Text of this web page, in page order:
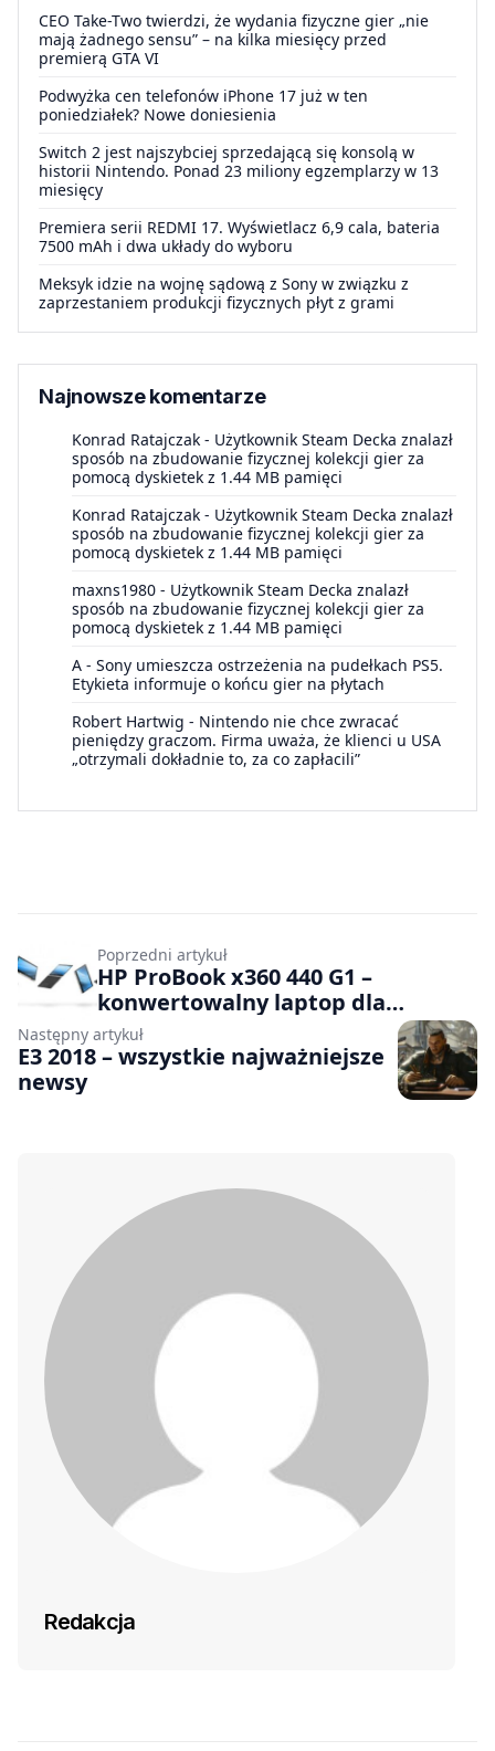
CEO Take-Two twierdzi, że wydania fizyczne gier „nie
mają żadnego sensu” – na kilka miesięcy przed
premierą GTA VI
Podwyżka cen telefonów iPhone 17 już w ten
poniedziałek? Nowe doniesienia
Switch 2 jest najszybciej sprzedającą się konsolą w
historii Nintendo. Ponad 23 miliony egzemplarzy w 13
miesięcy
Premiera serii REDMI 17. Wyświetlacz 6,9 cala, bateria
7500 mAh i dwa układy do wyboru
Meksyk idzie na wojnę sądową z Sony w związku z
zaprzestaniem produkcji fizycznych płyt z grami
Najnowsze komentarze
Konrad Ratajczak - Użytkownik Steam Decka znalazł
sposób na zbudowanie fizycznej kolekcji gier za
pomocą dyskietek z 1.44 MB pamięci
Konrad Ratajczak - Użytkownik Steam Decka znalazł
sposób na zbudowanie fizycznej kolekcji gier za
pomocą dyskietek z 1.44 MB pamięci
maxns1980 - Użytkownik Steam Decka znalazł
sposób na zbudowanie fizycznej kolekcji gier za
pomocą dyskietek z 1.44 MB pamięci
A - Sony umieszcza ostrzeżenia na pudełkach PS5.
Etykieta informuje o końcu gier na płytach
Robert Hartwig - Nintendo nie chce zwracać
pieniędzy graczom. Firma uważa, że klienci u USA
„otrzymali dokładnie to, za co zapłacili”
Poprzedni artykuł
HP ProBook x360 440 G1 –
konwertowalny laptop dla
przedsiębiorców
Następny artykuł
E3 2018 – wszystkie najważniejsze
newsy
Redakcja